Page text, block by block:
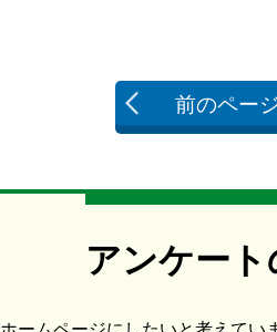
前のペー
アンケー